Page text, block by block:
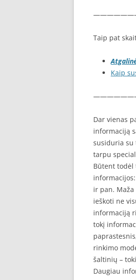
Taip pat
Kaip
Dar vienas
informaciją
susiduria su
tarpu
Būtent todėl
ir pan.
ieškoti ne
informaciją
tokį
rinkimo
šaltinių –
Daugiau